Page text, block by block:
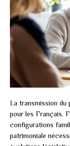
La transmission du
pour les Français.
configurations
patrimoniale